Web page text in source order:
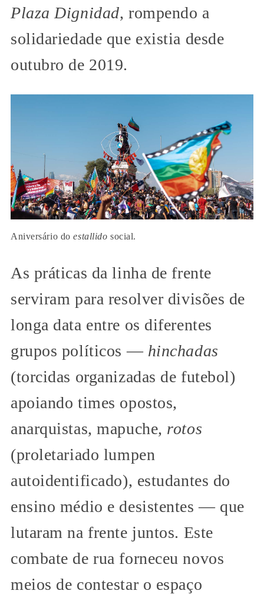
Plaza Dignidad, rompendo a
solidariedade que existia desde
outubro de 2019.
Aniversário doestallido social.
As práticas da linha de frente
serviram para resolver divisões de
longa data entre os diferentes
grupos políticos — hinchadas
(torcidas organizadas de futebol)
apoiando times opostos,
anarquistas, mapuche, rotos
(proletariado lumpen
autoidentificado), estudantes do
ensino médio e desistentes — que
lutaram na frente juntos. Este
combate de rua forneceu novos
meios de contestar o espaço